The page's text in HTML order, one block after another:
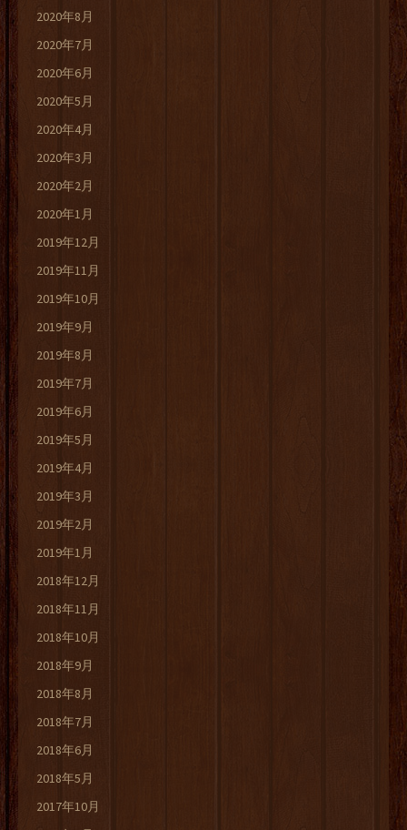
2020年8月
2020年7月
2020年6月
2020年5月
2020年4月
2020年3月
2020年2月
2020年1月
2019年12月
2019年11月
2019年10月
2019年9月
2019年8月
2019年7月
2019年6月
2019年5月
2019年4月
2019年3月
2019年2月
2019年1月
2018年12月
2018年11月
2018年10月
2018年9月
2018年8月
2018年7月
2018年6月
2018年5月
2017年10月